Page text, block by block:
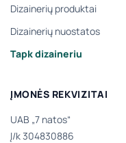
Dizainerių produktai
Dizainerių nuostatos
Tapk dizaineriu
ĮMONĖS REKVIZITAI
UAB „7 natos“
Į/k 304830886